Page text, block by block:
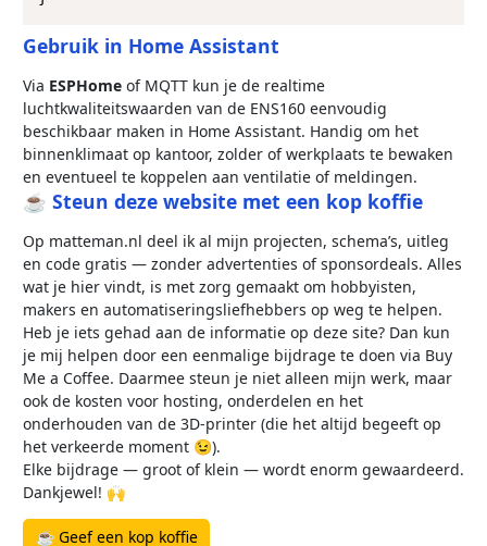
Gebruik in Home Assistant
Via ESPHome of MQTT kun je de realtime
luchtkwaliteitswaarden van de ENS160 eenvoudig
beschikbaar maken in Home Assistant. Handig om het
binnenklimaat op kantoor, zolder of werkplaats te bewaken
en eventueel te koppelen aan ventilatie of meldingen.
☕ Steun deze website met een kop koffie
Op matteman.nl deel ik al mijn projecten, schema’s, uitleg
en code gratis — zonder advertenties of sponsordeals. Alles
wat je hier vindt, is met zorg gemaakt om hobbyisten,
makers en automatiseringsliefhebbers op weg te helpen.
Heb je iets gehad aan de informatie op deze site? Dan kun
je mij helpen door een eenmalige bijdrage te doen via Buy
Me a Coffee. Daarmee steun je niet alleen mijn werk, maar
ook de kosten voor hosting, onderdelen en het
onderhouden van de 3D-printer (die het altijd begeeft op
het verkeerde moment 😉).
Elke bijdrage — groot of klein — wordt enorm gewaardeerd.
Dankjewel! 🙌
☕ Geef een kop koffie